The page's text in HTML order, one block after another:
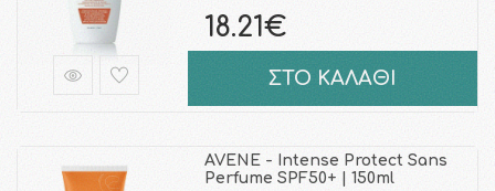
18.21€
ΣΤΟ ΚΑΛΑΘΙ
AVENE - Intense Protect Sans
Perfume SPF50+ | 150ml